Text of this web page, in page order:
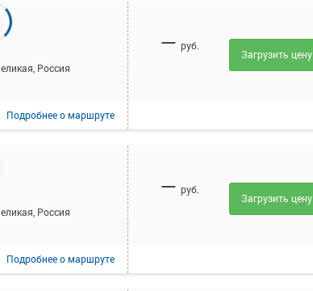
Россия
Подробнеео маршруте
— руб.
Загрузить цену
Россия
Подробнеео маршруте
— руб.
Загрузить цену